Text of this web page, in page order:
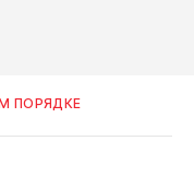
ПОРЯДКЕ